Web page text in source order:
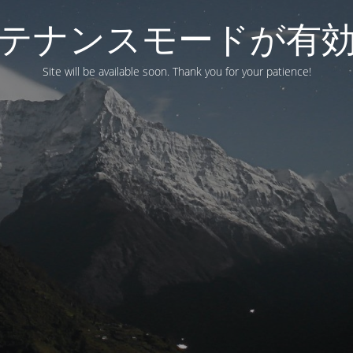
ナンスモードが有
Site will be available soon. Thank you for your patience!